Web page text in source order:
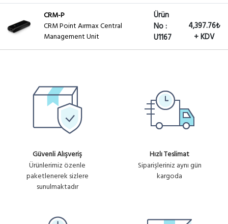
CRM-P
CRM Point Aırmax Central
Management Unit
Ürün
No :
U1167
4,397.76₺
+ KDV
Güvenli Alışveriş
Ürünlerimiz özenle
paketlenerek sizlere
sunulmaktadır
Hızlı Teslimat
Siparişleriniz aynı gün
kargoda